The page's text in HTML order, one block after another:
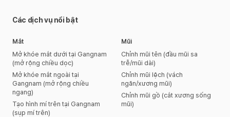
Các dịch vụ nổi bật
Mắt
Mở khóe mắt dưới tại Gangnam
(mở rộng chiều dọc)
Mở khóe mắt ngoài tại
Gangnam (mở rộng chiều
ngang)
Tạo hình mí trên tại Gangnam
(sụp mí trên)
Mũi
Chỉnh mũi tên (đầu mũi sa
trễ/mũi dài)
Chỉnh mũi lệch (vách
ngăn/xương mũi)
Chỉnh mũi gồ (cắt xương sống
mũi)